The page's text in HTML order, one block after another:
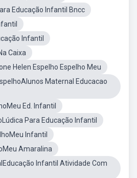
Educação Infantil Bncc
Infantil
Caixa
Helen Espelho Espelho Meu
Maternal Educacao
Ed. Infantil
Para Educação Infantil
Infantil
Amaralina
Infantil Atividade Com